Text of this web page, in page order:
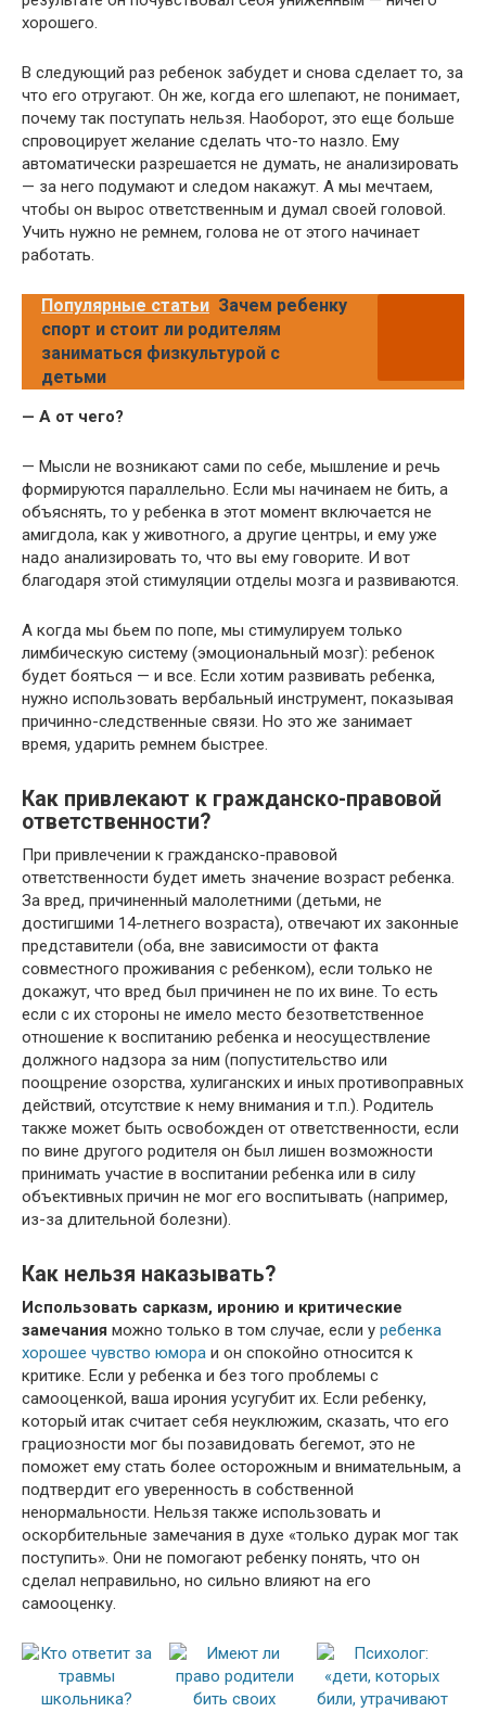
хорошего.
В следующий раз ребенок забудет и снова сделает то, за
что его отругают. Он же, когда его шлепают, не понимает,
почему так поступать нельзя. Наоборот, это еще больше
спровоцирует желание сделать что-то назло. Ему
автоматически разрешается не думать, не анализировать
— за него подумают и следом накажут. А мы мечтаем,
чтобы он вырос ответственным и думал своей головой.
Учить нужно не ремнем, голова не от этого начинает
работать.
Популярные статьи Зачем ребенку
спорт и стоит ли родителям
заниматься физкультурой с
детьми
— А от чего?
— Мысли не возникают сами по себе, мышление и речь
формируются параллельно. Если мы начинаем не бить, а
объяснять, то у ребенка в этот момент включается не
амигдола, как у животного, а другие центры, и ему уже
надо анализировать то, что вы ему говорите. И вот
благодаря этой стимуляции отделы мозга и развиваются.
А когда мы бьем по попе, мы стимулируем только
лимбическую систему (эмоциональный мозг): ребенок
будет бояться — и все. Если хотим развивать ребенка,
нужно использовать вербальный инструмент, показывая
причинно-следственные связи. Но это же занимает
время, ударить ремнем быстрее.
Как привлекают к гражданско-правовой
ответственности?
При привлечении к гражданско-правовой
ответственности будет иметь значение возраст ребенка.
За вред, причиненный малолетними (детьми, не
достигшими 14-летнего возраста), отвечают их законные
представители (оба, вне зависимости от факта
совместного проживания с ребенком), если только не
докажут, что вред был причинен не по их вине. То есть
если с их стороны не имело место безответственное
отношение к воспитанию ребенка и неосуществление
должного надзора за ним (попустительство или
поощрение озорства, хулиганских и иных противоправных
действий, отсутствие к нему внимания и т.п.). Родитель
также может быть освобожден от ответственности, если
по вине другого родителя он был лишен возможности
принимать участие в воспитании ребенка или в силу
объективных причин не мог его воспитывать (например,
из-за длительной болезни).
Как нельзя наказывать?
Использовать сарказм, иронию и критические
замечания можно только в том случае, если у ребенка
хорошее чувство юмора и он спокойно относится к
критике. Если у ребенка и без того проблемы с
самооценкой, ваша ирония усугубит их. Если ребенку,
который итак считает себя неуклюжим, сказать, что его
грациозности мог бы позавидовать бегемот, это не
поможет ему стать более осторожным и внимательным, а
подтвердит его уверенность в собственной
ненормальности. Нельзя также использовать и
оскорбительные замечания в духе «только дурак мог так
поступить». Они не помогают ребенку понять, что он
сделал неправильно, но сильно влияют на его
самооценку.